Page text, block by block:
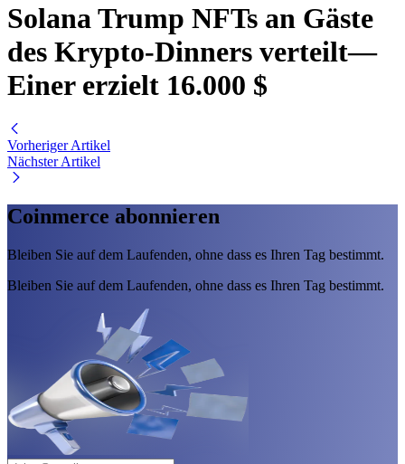
Solana Trump NFTs an Gäste
des Krypto-Dinners verteilt—
Einer erzielt 16.000 $
Vorheriger Artikel
Nächster Artikel
Coinmerce abonnieren
Bleiben Sie auf dem Laufenden, ohne dass es Ihren Tag bestimmt.
Bleiben Sie auf dem Laufenden, ohne dass es Ihren Tag bestimmt.